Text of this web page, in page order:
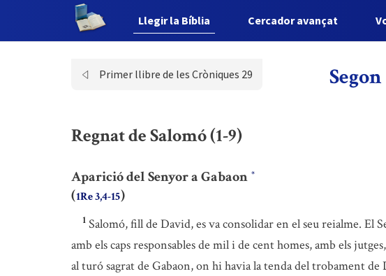
Llegir la Bíblia Cercador avançat
Primer llibre de les Cròniques 29
Regnat de Salomó (1-9)
Aparició del Senyor a Gabaon *
(1Re 3,4-15)
1 Salomó, fill de David, es va consolidar en el seu reialme. El
amb els caps responsables de mil i de cent homes, amb els
al turó sagrat de Gabaon, on hi havia la tenda del trobament